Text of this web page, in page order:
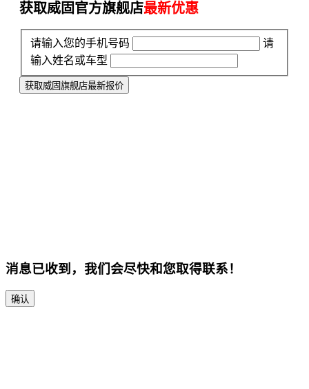
获取威固官方旗舰店最新优惠
请输入您的手机号码
请
输入姓名或车型
获取威固旗舰店最新报价
消息已收到，我们会尽快和您取得联系！
确认